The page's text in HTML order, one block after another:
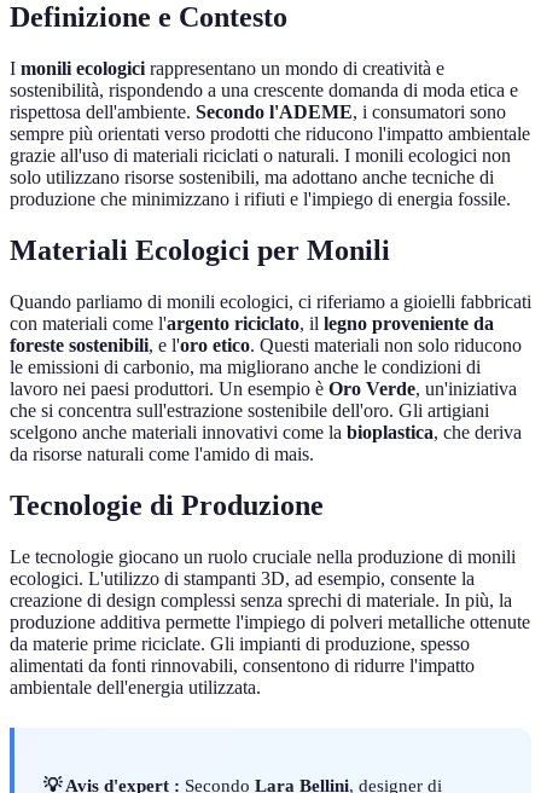
Definizione e Contesto
I monili ecologici rappresentano un mondo di creatività e
sostenibilità, rispondendo a una crescente domanda di moda etica e
rispettosa dell'ambiente. Secondo l'ADEME, i consumatori sono
sempre più orientati verso prodotti che riducono l'impatto ambientale
grazie all'uso di materiali riciclati o naturali. I monili ecologici non
solo utilizzano risorse sostenibili, ma adottano anche tecniche di
produzione che minimizzano i rifiuti e l'impiego di energia fossile.
Materiali Ecologici per Monili
Quando parliamo di monili ecologici, ci riferiamo a gioielli fabbricati
con materiali come l'argento riciclato, il legno proveniente da
foreste sostenibili, e l'oro etico. Questi materiali non solo riducono
le emissioni di carbonio, ma migliorano anche le condizioni di
lavoro nei paesi produttori. Un esempio è Oro Verde, un'iniziativa
che si concentra sull'estrazione sostenibile dell'oro. Gli artigiani
scelgono anche materiali innovativi come la bioplastica, che deriva
da risorse naturali come l'amido di mais.
Tecnologie di Produzione
Le tecnologie giocano un ruolo cruciale nella produzione di monili
ecologici. L'utilizzo di stampanti 3D, ad esempio, consente la
creazione di design complessi senza sprechi di materiale. In più, la
produzione additiva permette l'impiego di polveri metalliche ottenute
da materie prime riciclate. Gli impianti di produzione, spesso
alimentati da fonti rinnovabili, consentono di ridurre l'impatto
ambientale dell'energia utilizzata.
💡 Avis d'expert : Secondo Lara Bellini, designer di